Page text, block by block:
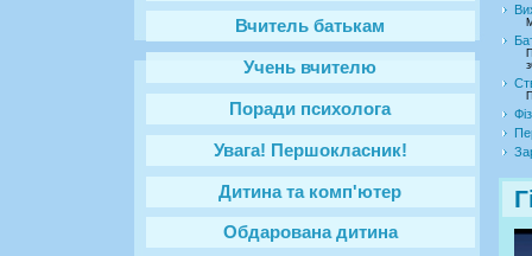
Вчитель батькам
Учень вчителю
Поради психолога
Увага! Першокласник!
Дитина та комп'ютер
Обдарована дитина